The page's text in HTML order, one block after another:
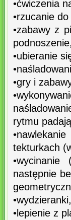
•ćwiczenia
•rzucanie
•zabawy z
podnoszenie,
•ubieranie
•gry i
rytmu
tekturkach
następnie
•lepienie z